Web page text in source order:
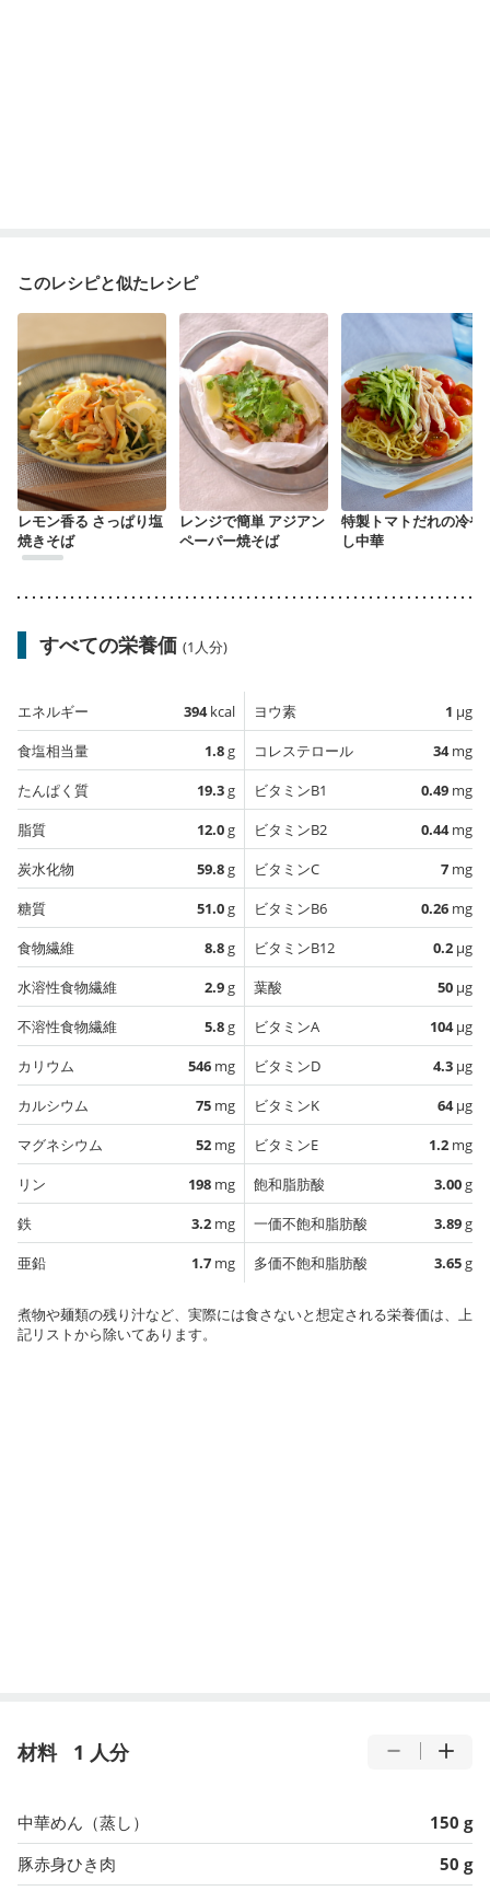
このレシピと似たレシピ
レモン香る さっぱり塩
焼きそば
レンジで簡単 アジアン
ペーパー焼そば
特製トマトだれの冷や
し中華
すべての栄養価 (1人分)
エネルギー 394kcal
食塩相当量
1.8g
たんぱく質
19.3g
脂質
12.0g
炭水化物
59.8g
糖質
51.0g
食物繊維
8.8g
水溶性食物繊維
2.9g
不溶性食物繊維
5.8g
カリウム
546 mg
カルシウム
75 mg
マグネシウム
52 mg
リン
198 mg
鉄
3.2 mg
亜鉛
1.7 mg
ヨウ素 1 µg
コレステロール
34mg
ビタミンB1
0.49 mg
ビタミンB2
0.44mg
ビタミンC
7 mg
ビタミンB6
0.26 mg
ビタミンB12
0.2 µg
葉酸
50 µg
ビタミンA
104µg
ビタミンD
4.3 µg
ビタミンK
64µg
ビタミンE
1.2 mg
飽和脂肪酸
3.00g
一価不飽和脂肪酸
3.89g
多価不飽和脂肪酸
3.65g
煮物や麺類の残り汁など、実際には食さないと想定される栄養価は、上
記リストから除いてあります。
材料 1 人分
中華めん（蒸し）
150 g
豚赤身ひき肉
50 g